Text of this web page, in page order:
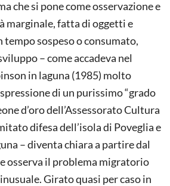
che si pone come osservazione e
marginale, fatta di oggetti e
sospeso o consumato,
– come accadeva nel
in laguna (1985) molto
di un purissimo “grado
d’oro dell’Assessorato Cultura
difesa dell’isola di Poveglia e
– diventa chiara a partire dal
osserva il problema migratorio
Girato quasi per caso in